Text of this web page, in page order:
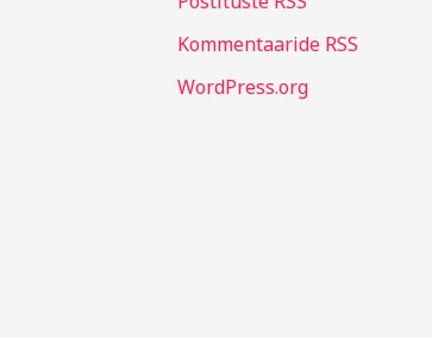
Kommentaaride RSS
WordPress.org